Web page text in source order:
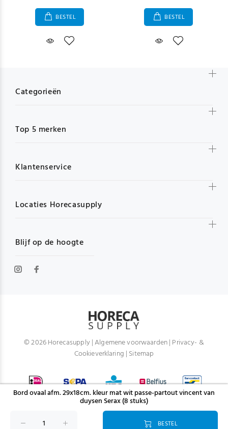
BESTEL BESTEL
Bord ovaal afm. 29x18cm. kleur mat wit passe-partout vincent van
duysen Serax (8 stuks)
BESTEL
Blijf op de hoogte
Categorieën
Top 5 merken
Klantenservice
Locaties Horecasupply
© 2026 Horecasupply |Algemene voorwaarden| Privacy- &
Cookieverklaring | Sitemap